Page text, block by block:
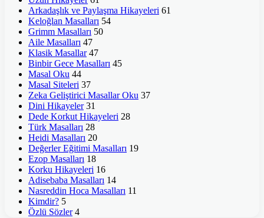
Arkadaşlık ve Paylaşma Hikayeleri 61
Keloğlan Masalları 54
Grimm Masalları 50
Aile Masalları 47
Klasik Masallar 47
Binbir Gece Masalları 45
Masal Oku 44
Masal Siteleri 37
Zeka Geliştirici Masallar Oku 37
Dini Hikayeler 31
Dede Korkut Hikayeleri 28
Türk Masalları 28
Heidi Masalları 20
Değerler Eğitimi Masalları 19
Ezop Masalları 18
Korku Hikayeleri 16
Adisebaba Masalları 14
Nasreddin Hoca Masalları 11
Kimdir? 5
Özlü Sözler 4